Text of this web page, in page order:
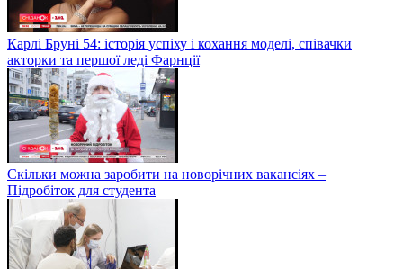
Карлі Бруні 54: історія успіху і кохання моделі, співачки
акторки та першої леді Фарнції
Скільки можна заробити на новорічних вакансіях –
Підробіток для студента